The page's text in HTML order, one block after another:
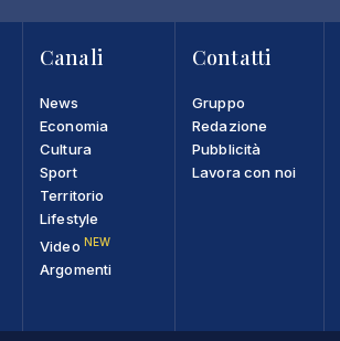
Canali
News
Economia
Cultura
Sport
Territorio
Lifestyle
Video NEW
Argomenti
Contatti
Gruppo
Redazione
Pubblicità
Lavora con noi